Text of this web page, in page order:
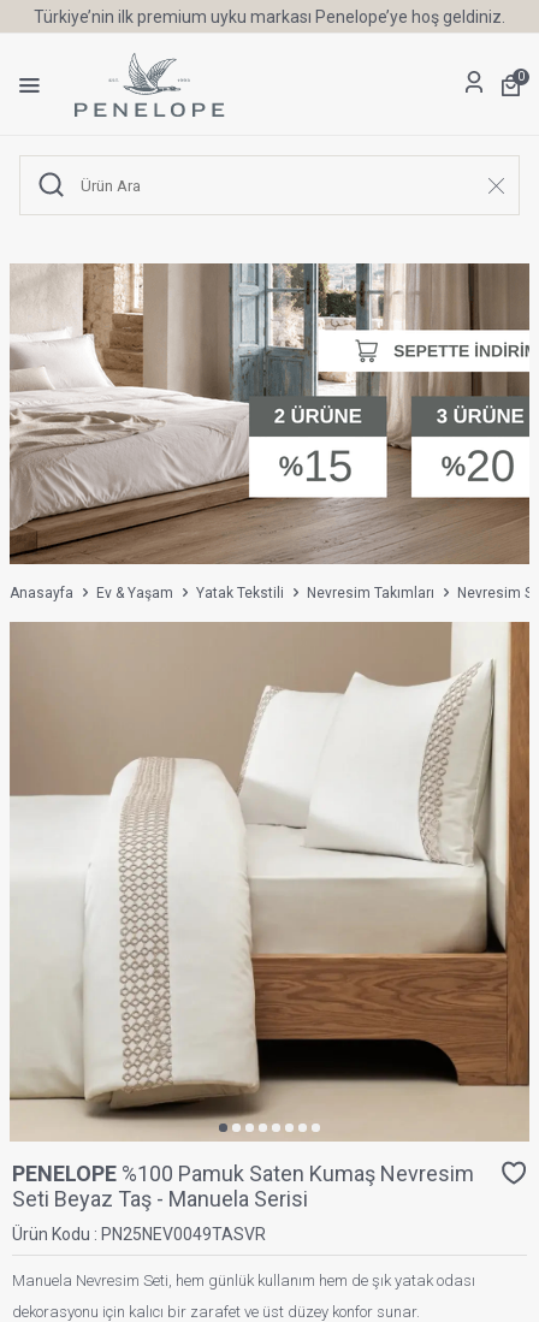
Türkiye’nin ilk premium uyku markası Penelope’ye hoş geldiniz.
0
Anasayfa Ev & Yaşam Yatak Tekstili Nevresim Takımları Nevresim
PENELOPE %100 Pamuk Saten Kumaş Nevresim
Seti Beyaz Taş - Manuela Serisi
Ürün Kodu : PN25NEV0049TASVR
Manuela Nevresim Seti, hem günlük kullanım hem de şık yatak odası
dekorasyonu için kalıcı bir zarafet ve üst düzey konfor sunar.